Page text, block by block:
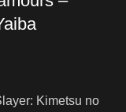
Kimetsu no